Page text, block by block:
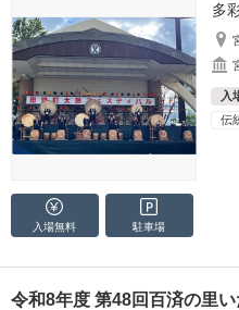
多
入
伝
入場無料 駐車場
令和8年度 第48回百済の里い